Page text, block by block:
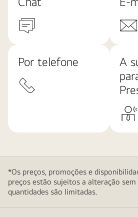
Por telefone
A
*Os preços, promoções e
preços estão sujeitos a alteração
quantidades são limitadas.